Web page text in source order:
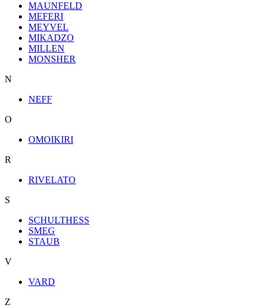
MAUNFELD
MEFERI
MEYVEL
MIKADZO
MILLEN
MONSHER
N
NEFF
O
OMOIKIRI
R
RIVELATO
S
SCHULTHESS
SMEG
STAUB
V
VARD
Z